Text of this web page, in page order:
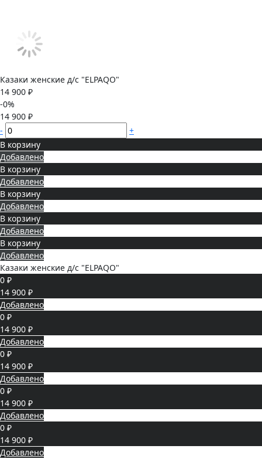
Казаки женские д/с "ELPAQO"
14 900 ₽
-0%
14 900 ₽
-
+
В корзину
Добавлено
В корзину
Добавлено
В корзину
Добавлено
В корзину
Добавлено
В корзину
Добавлено
Казаки женские д/с "ELPAQO"
0 ₽
14 900 ₽
Добавлено
0 ₽
14 900 ₽
Добавлено
0 ₽
14 900 ₽
Добавлено
0 ₽
14 900 ₽
Добавлено
0 ₽
14 900 ₽
Добавлено